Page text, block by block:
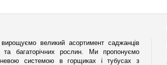
великий асортимент саджанців
та багаторічних рослин. Ми пропонуємо
системою в горщиках і тубусах з